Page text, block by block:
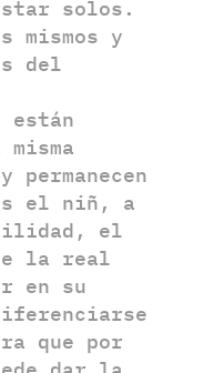
solos.
mismos y
del
están
el niñ, a
el
la real
en su
que por